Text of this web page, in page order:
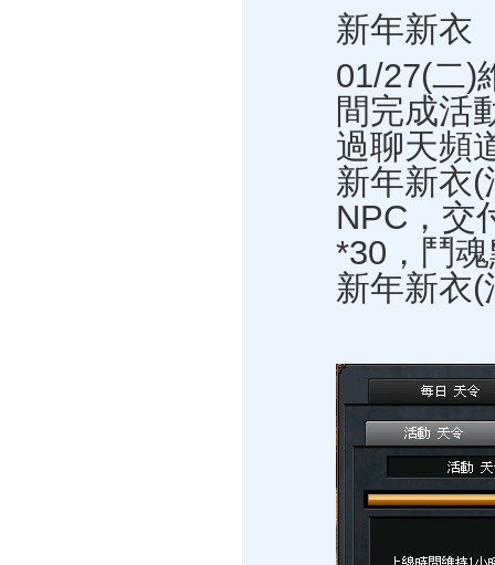
新年新衣
01/27(二)
間完成活
過聊天頻
新年新衣
NPC，交
*30，鬥
新年新衣(